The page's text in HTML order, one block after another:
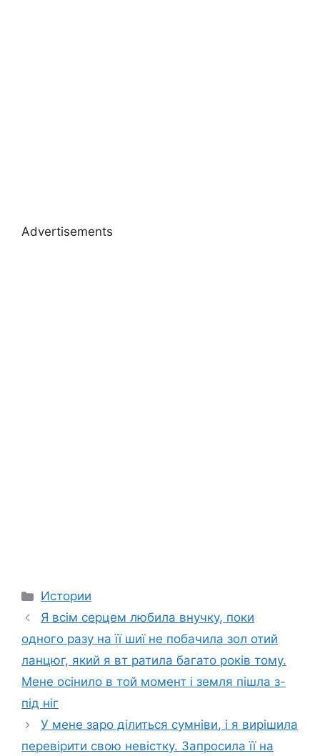
Advertisements
Categories
Истории
Я всім серцем любила внучку, поки
одного разу на її шиї не побачила зол отий
ланцюг, який я вт ратила багато років тому.
Мене осінило в той момент і земля пішла з-
під ніг
У мене заро ділиться сумніви, і я вирішила
перевірити свою невістку. Запросила її на